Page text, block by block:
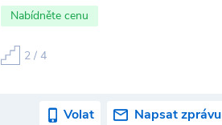
Nabídněte cenu
2 / 4
Volat Napsat zprávu